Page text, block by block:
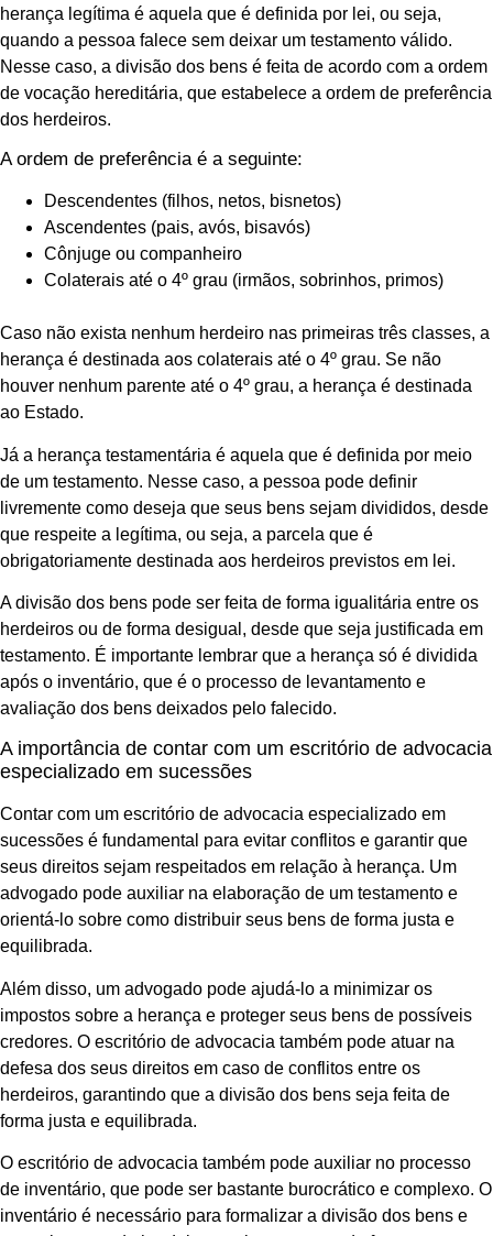
herança legítima é aquela que é definida por lei, ou seja,
quando a pessoa falece sem deixar um testamento válido.
Nesse caso, a divisão dos bens é feita de acordo com a ordem
de vocação hereditária, que estabelece a ordem de preferência
dos herdeiros.
A ordem de preferência é a seguinte:
Descendentes (filhos, netos, bisnetos)
Ascendentes (pais, avós, bisavós)
Cônjuge ou companheiro
Colaterais até o 4º grau (irmãos, sobrinhos, primos)
Caso não exista nenhum herdeiro nas primeiras três classes, a
herança é destinada aos colaterais até o 4º grau. Se não
houver nenhum parente até o 4º grau, a herança é destinada
ao Estado.
Já a herança testamentária é aquela que é definida por meio
de um testamento. Nesse caso, a pessoa pode definir
livremente como deseja que seus bens sejam divididos, desde
que respeite a legítima, ou seja, a parcela que é
obrigatoriamente destinada aos herdeiros previstos em lei.
A divisão dos bens pode ser feita de forma igualitária entre os
herdeiros ou de forma desigual, desde que seja justificada em
testamento. É importante lembrar que a herança só é dividida
após o inventário, que é o processo de levantamento e
avaliação dos bens deixados pelo falecido.
A importância de contar com um escritório de advocacia
especializado em sucessões
Contar com um escritório de advocacia especializado em
sucessões é fundamental para evitar conflitos e garantir que
seus direitos sejam respeitados em relação à herança. Um
advogado pode auxiliar na elaboração de um testamento e
orientá-lo sobre como distribuir seus bens de forma justa e
equilibrada.
Além disso, um advogado pode ajudá-lo a minimizar os
impostos sobre a herança e proteger seus bens de possíveis
credores. O escritório de advocacia também pode atuar na
defesa dos seus direitos em caso de conflitos entre os
herdeiros, garantindo que a divisão dos bens seja feita de
forma justa e equilibrada.
O escritório de advocacia também pode auxiliar no processo
de inventário, que pode ser bastante burocrático e complexo. O
inventário é necessário para formalizar a divisão dos bens e